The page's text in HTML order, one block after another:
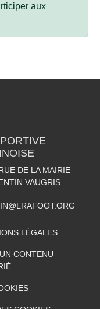
aux
DE LA MAIRIE
VAUGRIS
LÉGALES
CONTENU